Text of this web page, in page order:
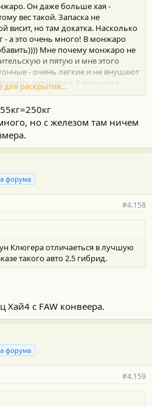
Он даже больше хая -
вес такой. Запаска не
висит, но там докатка. Насколько
- а это очень много! В монжаро
Мне почему монжаро не
и пятую и мне этого
- очень легкие и не внушают
монжаро с 4 людьми в
раскрытия...
но с железом там ничем
форума
#4.158
Клюгера отличаеться в лучшую
такого авто 2.5 гибрид.
Хай4 с FAW конвеера.
форума
#4.159